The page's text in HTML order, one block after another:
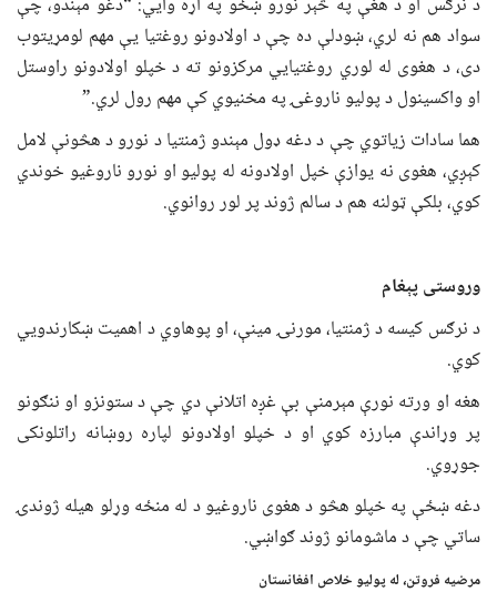
سواد هم نه لري، ښودلې ده چې د اولادونو روغتیا یې مهم لومړیتوب
دی، د هغوی له لوري روغتیايي مرکزونو ته د خپلو اولادونو راوستل
او واکسینول د پولیو ناروغۍ په مخنیوي کې مهم رول لري.”
هما سادات زیاتوي چې د دغه ډول مېندو ژمنتیا د نورو د هڅونې لامل
کېږي، هغوی نه یوازې خپل اولادونه له پولیو او نورو ناروغیو خوندي
کوي، بلکې ټولنه هم د سالم ژوند پر لور روانوي.
وروستیپېغام
د نرګس کیسه د ژمنتیا، مورنۍ مینې، او پوهاوي د اهمیت ښکارندويي
کوي.
هغه او ورته نورې مېرمنې بې غږه اتلانې دي چې د ستونزو او ننګونو
پر وړاندې مبارزه کوي او د خپلو اولادونو لپاره روښانه راتلونکی
جوړوي.
دغه ښځې په خپلو هڅو د هغوی ناروغیو د له منځه وړلو هیله ژوندۍ
ساتي چې د ماشومانو ژوند ګواښي.
مرضیه فروتن،له پولیو خلاص افغانستان